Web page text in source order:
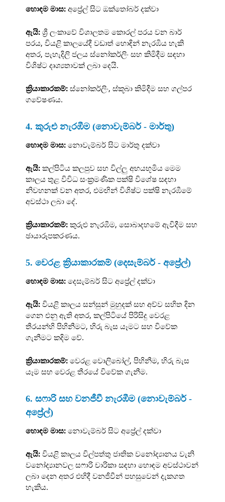
හොඳම මාස: අප්‍රේල් සිට ඔක්තෝබර් දක්වා
ඇයි: ශ්‍රී ලංකාවේ විශාලතම කොරල් පරය වන බාර්
පරය, වියළි කාලයේදී වඩාත් හොඳින් නැරඹිය හැකි
අතර, පැහැදිලි ජලය ස්නෝකර්ලිං සහ කිමිදීම සඳහා
විශිෂ්ට දෘශ්‍යතාවක් ලබා දෙයි.
ක්‍රියාකාරකම්: ස්නෝකර්ලිං, ස්කූබා කිමිදීම සහ ගල්පර
ගවේෂණය.
4. කුරුළු නැරඹීම (නොවැම්බර් - මාර්තු)
හොඳම මාස: නොවැම්බර් සිට මාර්තු දක්වා
ඇයි: කල්පිටිය කලපුව සහ විල්ලු අභයභූමිය මෙම
කාලය තුළ විවිධ සංක්‍රමණික පක්ෂි විශේෂ සඳහා
නිවහනක් වන අතර, එමඟින් විශිෂ්ට පක්ෂි නැරඹීමේ
අවස්ථා ලබා දේ.
ක්‍රියාකාරකම්: කුරුළු නැරඹීම, සොබාදහමේ ඇවිදීම සහ
ඡායාරූපකරණය.
5. වෙරළ ක්‍රියාකාරකම් (දෙසැම්බර් - අප්‍රේල්)
හොඳම මාස: දෙසැම්බර් සිට අප්‍රේල් දක්වා
ඇයි: වියළි කාලය සන්සුන් මුහුදක් සහ අව්ව සහිත දින
ගෙන එනු ඇති අතර, කල්පිටියේ පිරිසිදු වෙරළ
තීරයන්හි පිහිනීමට, හිරු බැස යෑමට සහ විවේක
ගැනීමට කදිම වේ.
ක්‍රියාකාරකම්: වෙරළ වොලිබෝල්, පිහිනීම, හිරු බැස
යෑම සහ වෙරළ තීරයේ විවේක ගැනීම.
6. සෆාරි සහ වනජීවී නැරඹීම (නොවැම්බර් -
අප්‍රේල්)
හොඳම මාස: නොවැම්බර් සිට අප්‍රේල් දක්වා
ඇයි: වියළි කාලය විල්පත්තු ජාතික වනෝද්‍යානය වැනි
වනෝද්‍යානවල සෆාරි චාරිකා සඳහා හොඳම අවස්ථාවන්
ලබා දෙන අතර එහිදී වනජීවීන් පහසුවෙන් දැකගත
හැකිය.